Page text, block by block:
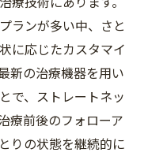
ランが多い中、さと
に応じたカスタマイ
新の治療機器を用い
で、ストレートネッ
療前後のフォローア
りの状態を継続的に